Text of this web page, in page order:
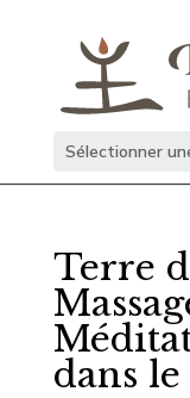
Sélectionner
Terre
dans